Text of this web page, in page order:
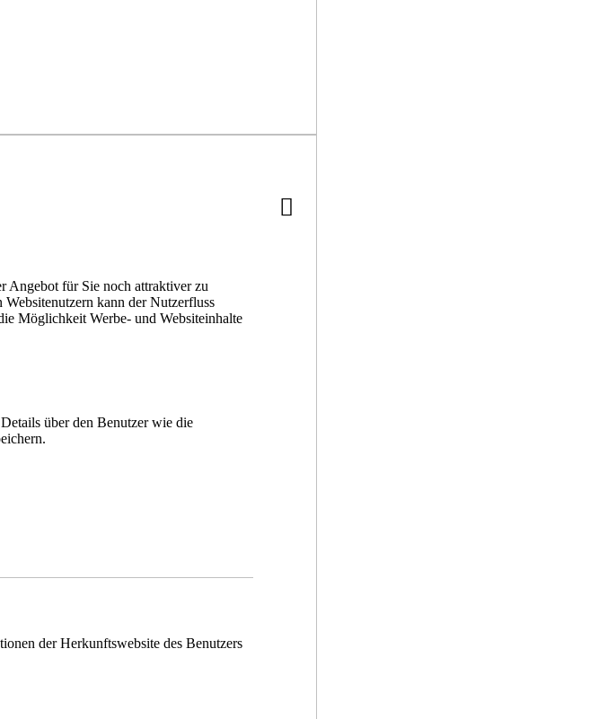
Angebot für Sie noch attraktiver zu
kann der Nutzerfluss
Möglichkeit Werbe- und Websiteinhalte
über den Benutzer wie die
der Herkunftswebsite des Benutzers